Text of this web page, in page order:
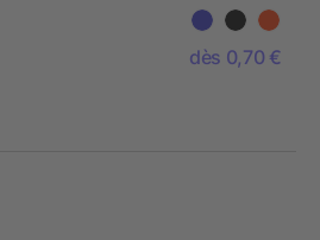
LED
dès 0,70 €